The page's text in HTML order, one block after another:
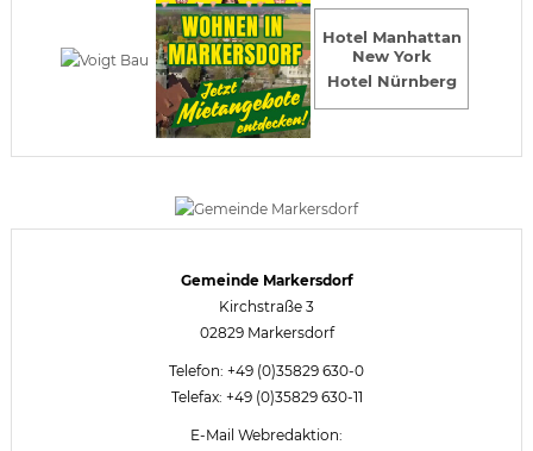
Hotel Manhattan
New York
Hotel Nürnberg
Gemeinde Markersdorf
Kirchstraße 3
02829 Markersdorf
Telefon: +49 (0)35829 630-0
Telefax: +49 (0)35829 630-11
E-Mail Webredaktion: